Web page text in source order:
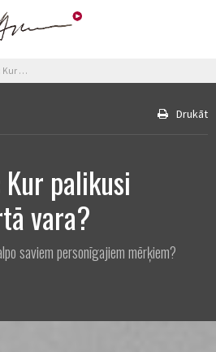
vara?
Drukāt
palikusi
vara?
saviem personīgajiem mērķiem?